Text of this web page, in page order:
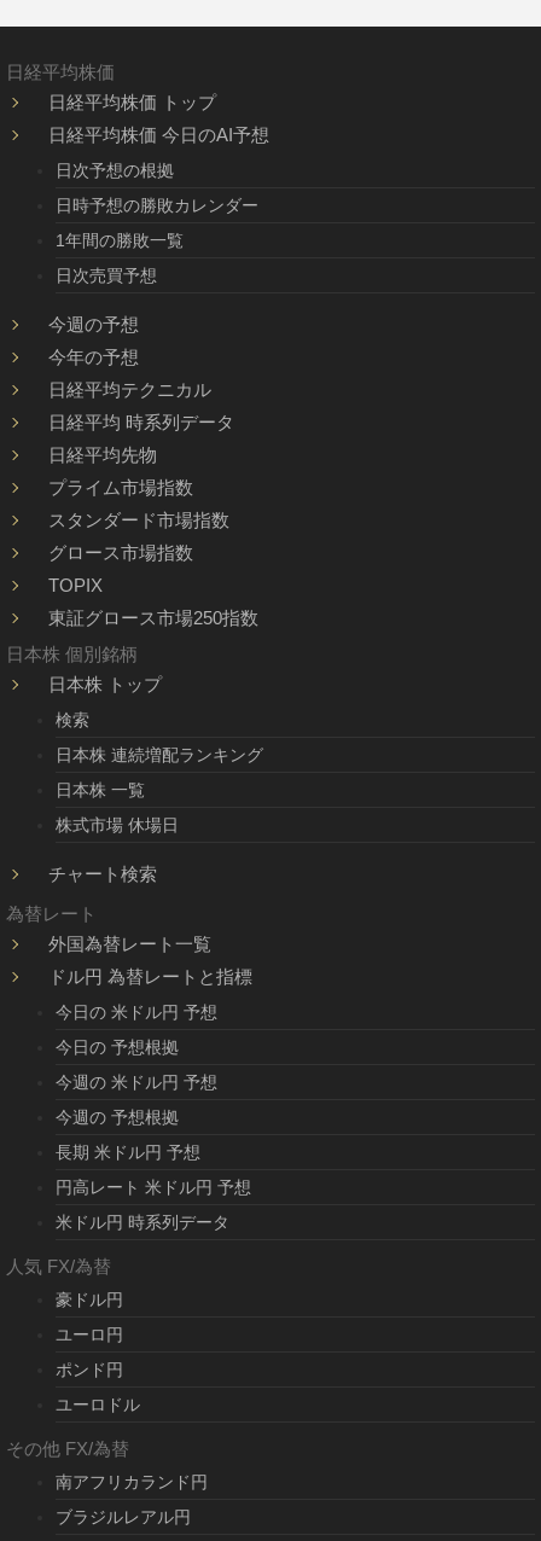
日経平均株価
日経平均株価 トップ
日経平均株価 今日のAI予想
日次予想の根拠
日時予想の勝敗カレンダー
1年間の勝敗一覧
日次売買予想
今週の予想
今年の予想
日経平均テクニカル
日経平均 時系列データ
日経平均先物
プライム市場指数
スタンダード市場指数
グロース市場指数
TOPIX
東証グロース市場250指数
日本株 個別銘柄
日本株 トップ
検索
日本株 連続増配ランキング
日本株 一覧
株式市場 休場日
チャート検索
為替レート
外国為替レート一覧
ドル円 為替レートと指標
今日の 米ドル円 予想
今日の 予想根拠
今週の 米ドル円 予想
今週の 予想根拠
長期 米ドル円 予想
円高レート 米ドル円 予想
米ドル円 時系列データ
人気 FX/為替
豪ドル円
ユーロ円
ポンド円
ユーロドル
その他 FX/為替
南アフリカランド円
ブラジルレアル円